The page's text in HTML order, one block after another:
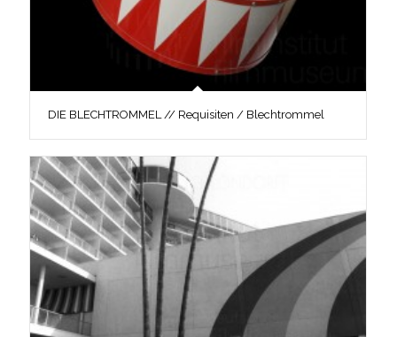
DIE BLECHTROMMEL // Requisiten / Blechtrommel